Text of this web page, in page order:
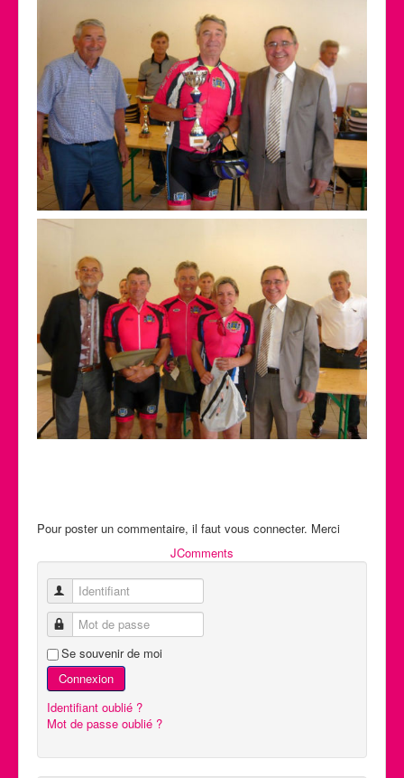
Pour poster un commentaire, il faut vous connecter. Merci
JComments
Identifiant
Mot de passe
Se souvenir de moi
Connexion
Identifiant oublié ?
Mot de passe oublié ?